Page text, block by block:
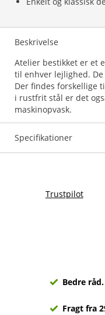
Beskrivelse
Atelier bestikket er et
til enhver lejlighed.
Der findes forskellige
i rustfrit stål er det
maskinopvask.
Specifikationer
Trustpilot
Bedre
Fragt fra